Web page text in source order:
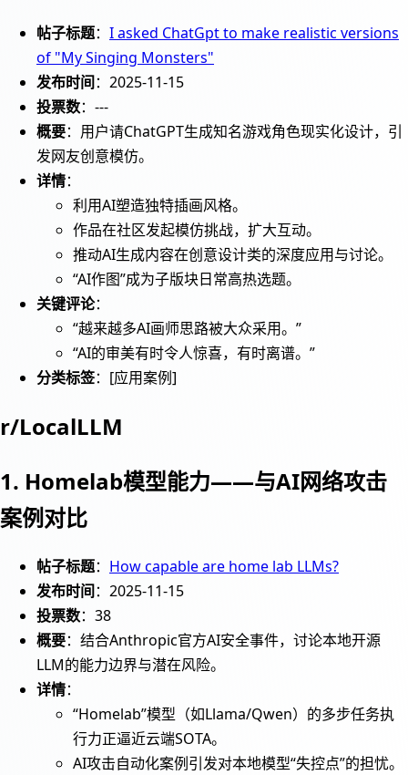
帖子标题： I asked ChatGpt to make realistic versions
of "My Singing Monsters"
发布时间：2025-11-15
投票数：---
概要：用户请ChatGPT生成知名游戏角色现实化设计，引
发网友创意模仿。
详情：
利用AI塑造独特插画风格。
作品在社区发起模仿挑战，扩大互动。
推动AI生成内容在创意设计类的深度应用与讨论。
“AI作图”成为子版块日常高热选题。
关键评论：
“越来越多AI画师思路被大众采用。”
“AI的审美有时令人惊喜，有时离谱。”
分类标签：[应用案例]
r/LocalLLM
1. Homelab模型能力——与AI网络攻击
案例对比
帖子标题： How capable are home lab LLMs?
发布时间：2025-11-15
投票数：38
概要：结合Anthropic官方AI安全事件，讨论本地开源
LLM的能力边界与潜在风险。
详情：
“Homelab”模型（如Llama/Qwen）的多步任务执
行力正逼近云端SOTA。
AI攻击自动化案例引发对本地模型“失控点”的担忧。